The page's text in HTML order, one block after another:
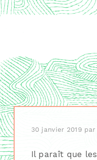
30 janvier 2019 par
Il paraît que les